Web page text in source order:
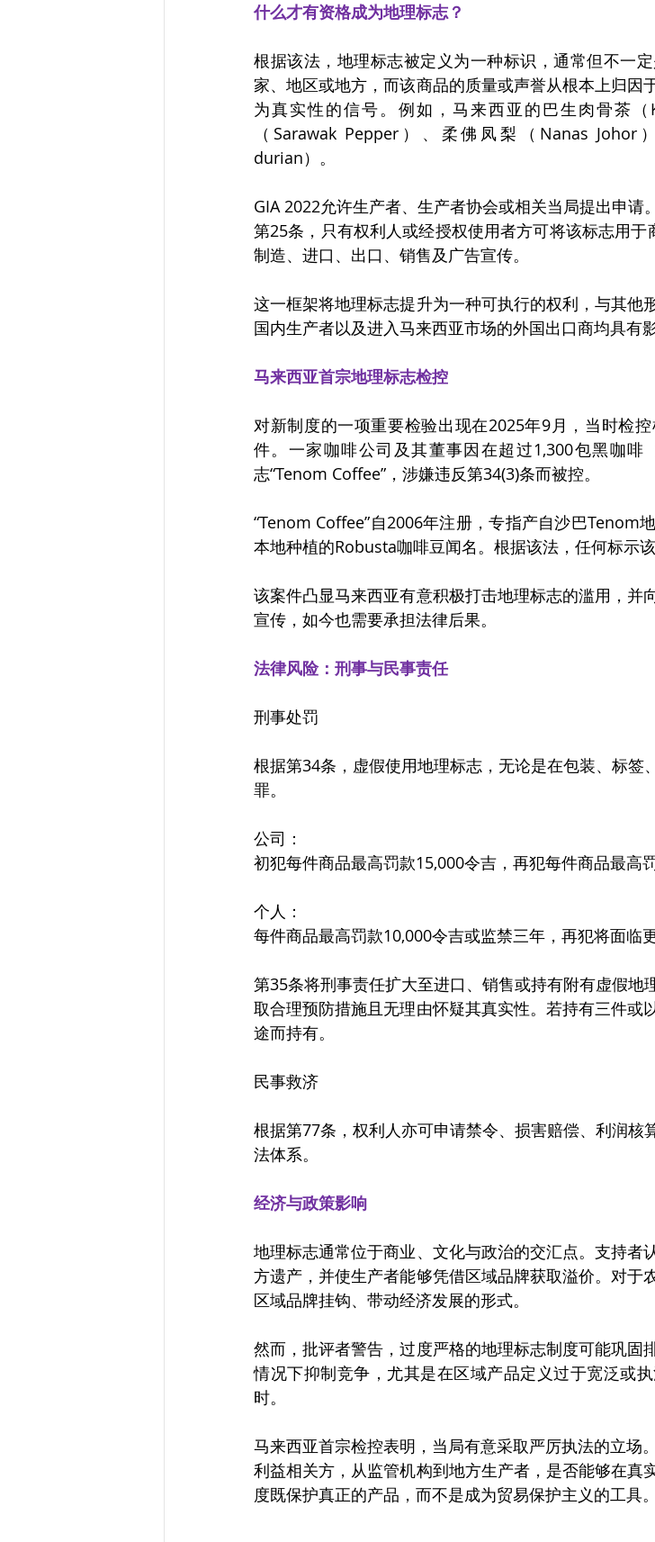
什么才有资格成为地理标志？
根据该法，地理标志被定义为一种标识，通常但不一
家、地区或地方，而该商品的质量或声誉从根本上归因
为真实性的信号。例如，马来西亚的巴生肉骨茶
（Sarawak Pepper）、柔佛凤梨（Nanas
durian）。
GIA 2022允许生产者、生产者协会或相关当局提出申
第25条，只有权利人或经授权使用者方可将该标志用于
制造、进口、出口、销售及广告宣传。
这一框架将地理标志提升为一种可执行的权利，与其他
国内生产者以及进入马来西亚市场的外国出口商均具有影
马来西亚首宗地理标志检控
对新制度的一项重要检验出现在2025年9月，当时检
件。一家咖啡公司及其董事因在超过1,300包黑咖啡
志“Tenom Coffee”，涉嫌违反第34(3)条而被控。
“Tenom Coffee”自2006年注册，专指产自沙巴Tenom
本地种植的Robusta咖啡豆闻名。根据该法，任何标示
该案件凸显马来西亚有意积极打击地理标志的滥用，并
宣传，如今也需要承担法律后果。
法律风险：刑事与民事责任
刑事处罚
根据第34条，虚假使用地理标志，无论是在包装、标签
罪。
公司：
初犯每件商品最高罚款15,000令吉，再犯每件商品最高
个人：
每件商品最高罚款10,000令吉或监禁三年，再犯将面临
第35条将刑事责任扩大至进口、销售或持有附有虚假地
取合理预防措施且无理由怀疑其真实性。若持有三件或
途而持有。
民事救济
根据第77条，权利人亦可申请禁令、损害赔偿、利润核
法体系。
经济与政策影响
地理标志通常位于商业、文化与政治的交汇点。支持者
方遗产，并使生产者能够凭借区域品牌获取溢价。对于
区域品牌挂钩、 带动经济发展的形式。
然而，批评者警告，过度严格的地理标志制度可能巩固
情况下抑制竞争，尤其是在区域产品定义过于宽泛或
时。
马来西亚首宗检控表明，当局有意采取严厉执法的立场
利益相关方，从监管机构到地方生产者，是否能够在真
度既保护真正的产品，而不是成为贸易保护主义的工具。